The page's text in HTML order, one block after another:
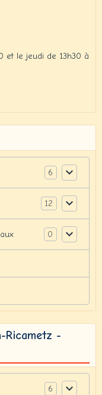
et le jeudi de 13h30 à
6
12
0
Ricametz -
6